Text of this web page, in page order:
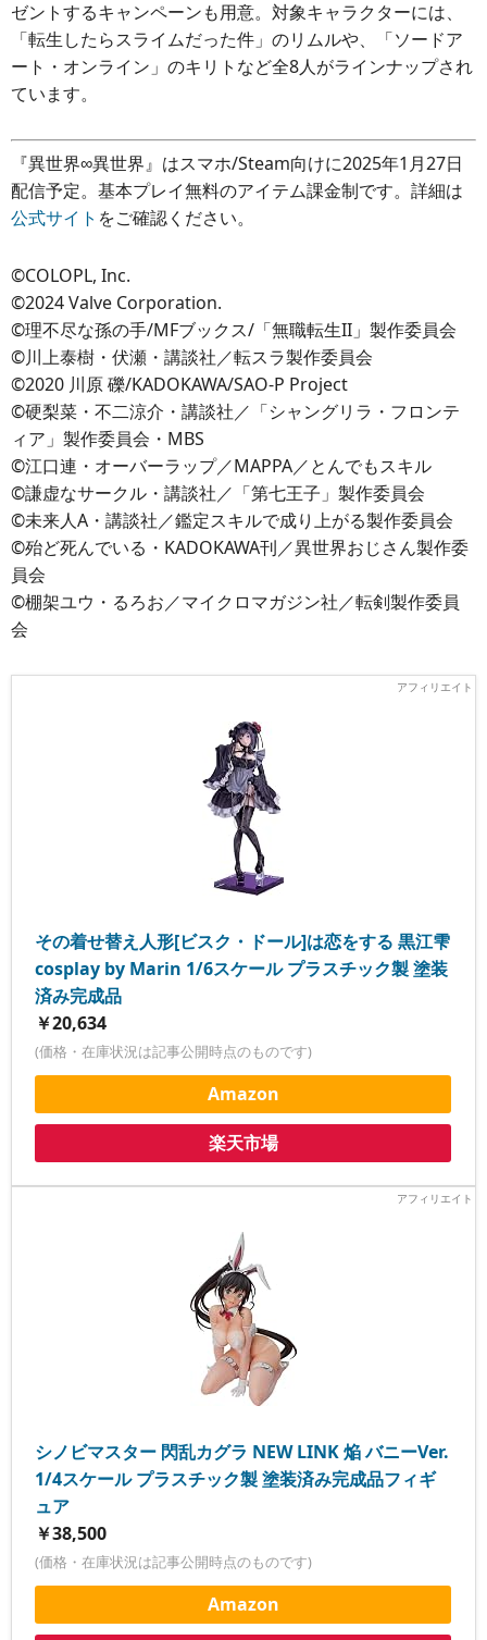
ゼントするキャンペーンも用意。対象キャラクターには、
「転生したらスライムだった件」のリムルや、「ソードア
ート・オンライン」のキリトなど全8人がラインナップされ
ています。
『異世界∞異世界』はスマホ/Steam向けに2025年1月27日
配信予定。基本プレイ無料のアイテム課金制です。詳細は
公式サイト をご確認ください。
©COLOPL, Inc.
©2024 Valve Corporation.
©理不尽な孫の手/MFブックス/「無職転生II」製作委員会
©川上泰樹・伏瀬・講談社／転スラ製作委員会
©2020 川原 礫/KADOKAWA/SAO-P Project
©硬梨菜・不二涼介・講談社／「シャングリラ・フロンテ
ィア」製作委員会・MBS
©江口連・オーバーラップ／MAPPA／とんでもスキル
©謙虚なサークル・講談社／「第七王子」製作委員会
©未来人A・講談社／鑑定スキルで成り上がる製作委員会
©殆ど死んでいる・KADOKAWA刊／異世界おじさん製作委
員会
©棚架ユウ・るろお／マイクロマガジン社／転剣製作委員
会
その着せ替え人形[ビスク・ドール]は恋をする 黒江雫
cosplay by Marin 1/6スケール プラスチック製 塗装
済み完成品
￥20,634
(価格・在庫状況は記事公開時点のものです)
Amazon
楽天市場
シノビマスター 閃乱カグラ NEW LINK 焔 バニーVer.
1/4スケール プラスチック製 塗装済み完成品フィギ
ュア
￥38,500
(価格・在庫状況は記事公開時点のものです)
Amazon